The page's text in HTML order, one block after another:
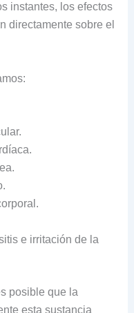
instantes, los efectos
directamente sobre el
e irritación de la
posible que la
esta sustancia